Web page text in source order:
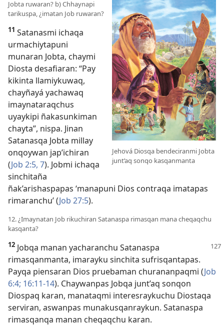
Jehová Diosqa bendeciranmi Jobta
junt’aq sonqo kasqanmanta
Jobta ruwaran? b) Chhaynapi
tarikuspa, ¿imatan Job ruwaran?
11 Satanasmi ichaqa
urmachiytapuni
munaran Jobta, chaymi
Diosta desafiaran: “Pay
kikinta llamiykuwaq,
chayñayá yachawaq
imaynataraqchus
uyaykipi ñakasunkiman
chayta”, nispa. Jinan
Satanasqa Jobta millay
onqoywan jap’ichiran
(Job 2:5, 7). Jobmi ichaqa
sinchitaña
ñak’arishaspapas ‘manapuni Dios contraqa imatapas
rimaranchu’ (Job 27:5).
12. ¿Imaynatan Job rikuchiran Satanaspa rimasqan mana cheqaqchu
kasqanta?
12 Jobqa manan yacharanchu Satanaspa
rimasqanmanta, imarayku sinchita sufrisqantapas.
Payqa piensaran Dios pruebaman churananpaqmi (Job
6:4; 16:11-14). Chaywanpas Jobqa junt’aq sonqon
Diospaq karan, manataqmi interesraykuchu Diostaqa
serviran, aswanpas munakusqanraykun. Satanaspa
rimasqanqa manan cheqaqchu karan.